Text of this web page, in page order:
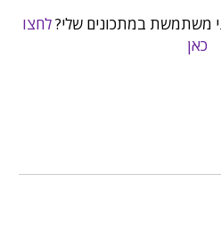
משתמשת במתכונים שלי?לחצו
כאן